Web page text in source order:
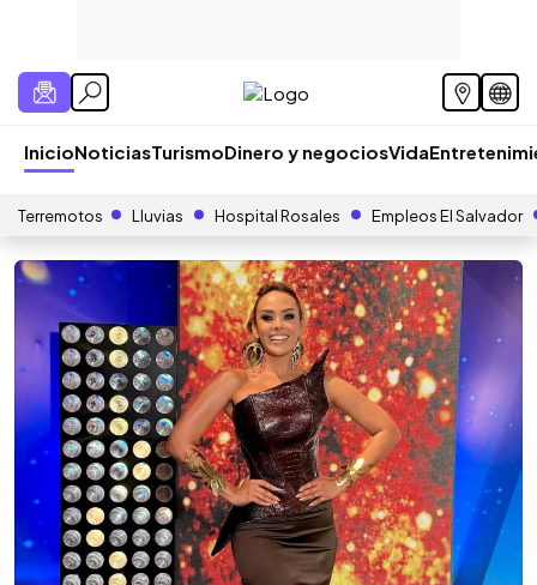
InicioNoticiasTurismoDinero y negociosVida
Terremotos Lluvias Hospital Rosales Empleos El Salvador